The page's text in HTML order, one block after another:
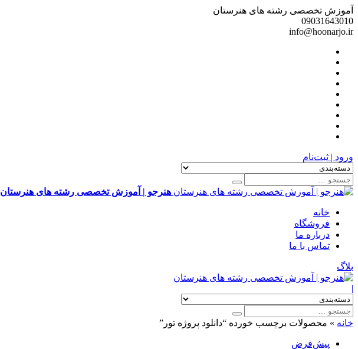
آموزش تخصصی رشته های هنرستان
09031643010
info@hoonarjo.ir
ورود | ثبت‌نام
هنرجو | آموزش تخصصی رشته های هنرستان
خانه
فروشگاه
درباره ما
تماس با ما
بلاگ
|
خانه » محصولات برچسب خورده “دانلود پروژه تور”
پیش‌فرض